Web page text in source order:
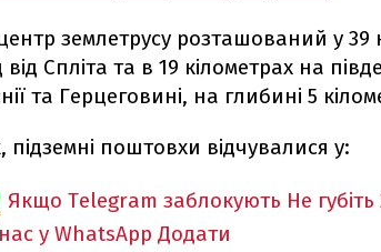
землетрусу розташований у 39
від Спліта та в 19 кілометрах на
та Герцеговині, на глибині 5
підземні поштовхи відчувалися у:
Якщо Telegram заблокують Не
у WhatsApp Додати